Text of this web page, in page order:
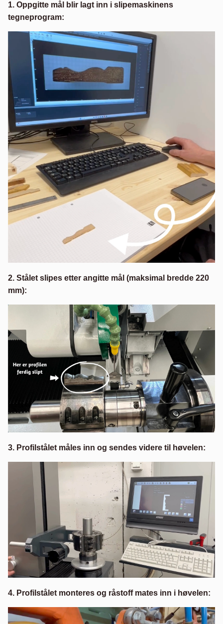
1. Oppgitte mål blir lagt inn i slipemaskinens
tegneprogram:
2. Stålet slipes etter angitte mål (maksimal bredde 220
mm):
3. Profilstålet måles inn og sendes videre til høvelen:
4. Profilstålet monteres og råstoff mates inn i høvelen: